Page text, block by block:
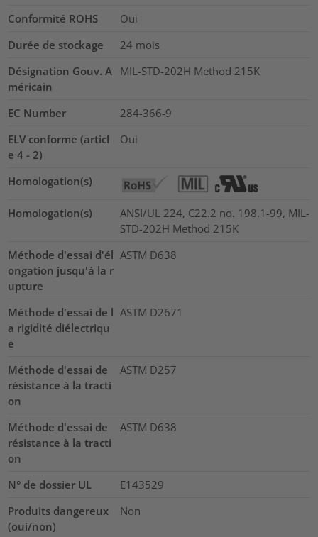
Conformité ROHS
Oui
Durée de stockage
24 mois
Désignation Gouv. A
méricain
MIL-STD-202H Method 215K
EC Number
284-366-9
ELV conforme (articl
e 4 - 2)
Oui
Homologation(s)
Homologation(s)
ANSI/UL 224, C22.2 no. 198.1-99, MIL-
STD-202H Method 215K
Méthode d'essai d'él
ongation jusqu'à la r
upture
ASTM D638
Méthode d'essai de l
a rigidité diélectriqu
e
ASTM D2671
Méthode d'essai de
résistance à la tracti
on
ASTM D257
Méthode d'essai de
résistance à la tracti
on
ASTM D638
N° de dossier UL
E143529
Produits dangereux
(oui/non)
Non